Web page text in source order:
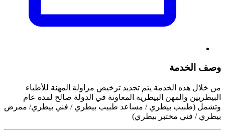
وصف الخدمة
من خلال هذه الخدمة يتم تجديد ترخيص مزاولة المهنة للأطباء
البيطريين والمهن البيطرية المعاونة في الدولة صالح لمدة عام
وتشمل (طبيب بيطري / مساعد طبيب بيطري / فني بيطري/ ممرض
بيطري / فني مختبر بيطري)